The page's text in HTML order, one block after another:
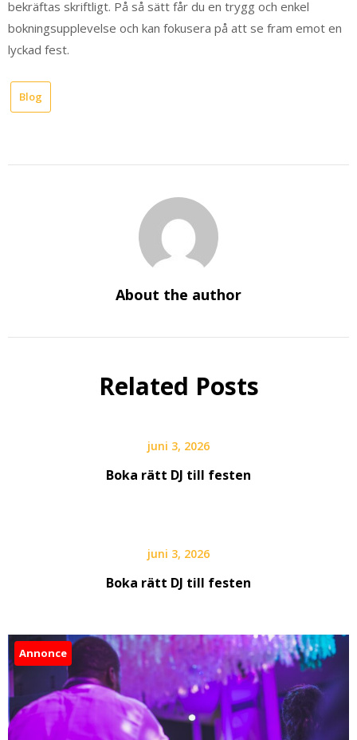
bekräftas skriftligt. På så sätt får du en trygg och enkel
bokningsupplevelse och kan fokusera på att se fram emot en
lyckad fest.
Blog
About the author
Related Posts
juni 3, 2026
Boka rätt DJ till festen
juni 3, 2026
Boka rätt DJ till festen
Annonce